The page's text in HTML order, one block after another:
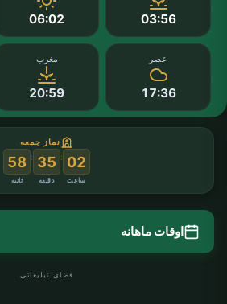
03:56
06:02
عصر
17:36
مغرب
20:59
نماز جمعه
02
ساعت
:
35
دقیقه
:
57
ثانیه
اوقات ماهانه
فضای تبلیغاتی